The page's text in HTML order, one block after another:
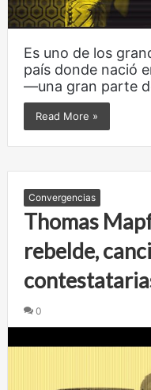
Es uno de los
país donde nació
—una gran parte
Read More »
Convergencias
Thomas
rebelde,
0